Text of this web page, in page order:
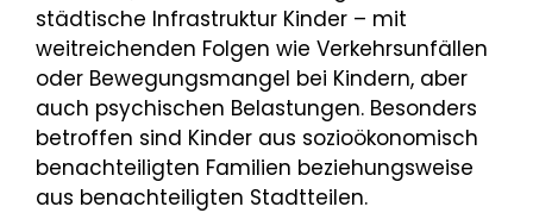
städtische Infrastruktur Kinder – mit
weitreichenden Folgen wie Verkehrsunfällen
oder Bewegungsmangel bei Kindern, aber
auch psychischen Belastungen. Besonders
betroffen sind Kinder aus sozioökonomisch
benachteiligten Familien beziehungsweise
aus benachteiligten Stadtteilen.